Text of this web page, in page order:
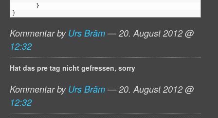
}
}
Kommentar by Urs Bräm — 20. August 2012 @
12:32
Hat das pre tag nicht gefressen, sorry
Kommentar by Urs Bräm — 20. August 2012 @
12:32